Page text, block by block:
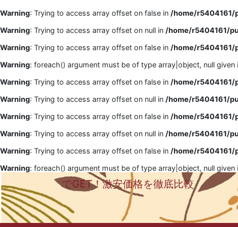
Warning: Trying to access array offset on false in /home/r5404161/
Warning: Trying to access array offset on null in /home/r5404161/
Warning: Trying to access array offset on false in /home/r5404161/
Warning: foreach() argument must be of type array|object, null given
Warning: Trying to access array offset on false in /home/r5404161/
Warning: Trying to access array offset on null in /home/r5404161/
Warning: Trying to access array offset on false in /home/r5404161/
Warning: Trying to access array offset on null in /home/r5404161/
Warning: Trying to access array offset on false in /home/r5404161/
Warning: foreach() argument must be of type array|object, null given
でGET！激安価格を徹底比較